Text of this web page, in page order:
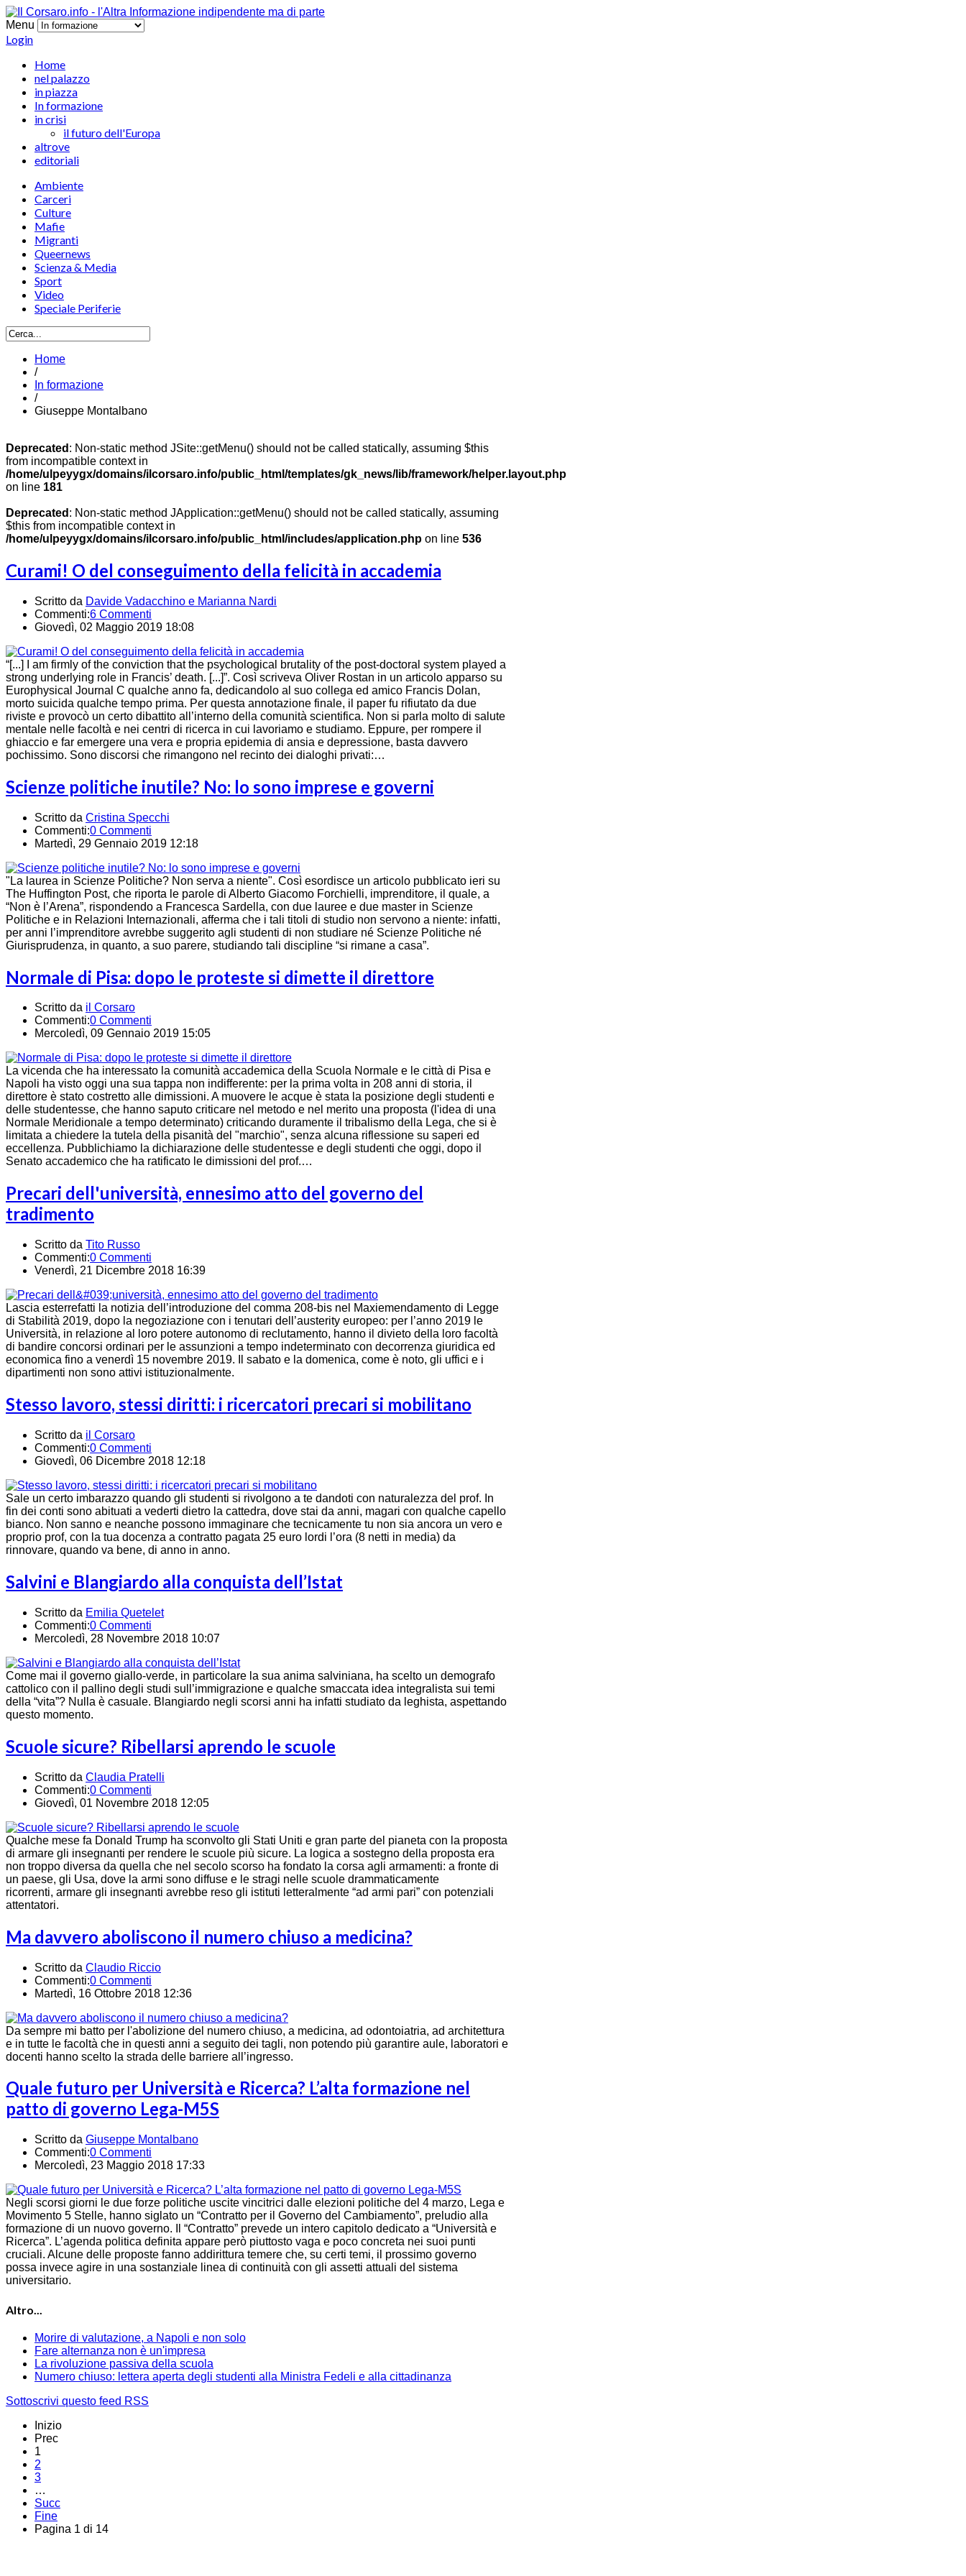
Menu
Login
Home
nel palazzo
in piazza
In formazione
in crisi
il futuro dell'Europa
altrove
editoriali
Ambiente
Carceri
Culture
Mafie
Migranti
Queernews
Scienza & Media
Sport
Video
Speciale Periferie
Home
/
In formazione
/
Giuseppe Montalbano
Deprecated : Non-static method JSite::getMenu() should not be called statically, assuming $this
from incompatible context in
/home/ulpeyygx/domains/ilcorsaro.info/public_html/templates/gk_news/lib/framework/helper.layout.php
on line 181
Deprecated : Non-static method JApplication::getMenu() should not be called statically, assuming
$this from incompatible context in
/home/ulpeyygx/domains/ilcorsaro.info/public_html/includes/application.php on line 536
Curami! O del conseguimento della felicità in accademia
Scritto da Davide Vadacchino e Marianna Nardi
Commenti:6 Commenti
Giovedì, 02 Maggio 2019 18:08
“[...] I am firmly of the conviction that the psychological brutality of the post-doctoral system played a
strong underlying role in Francis’ death. [...]”. Così scriveva Oliver Rostan in un articolo apparso su
Europhysical Journal C qualche anno fa, dedicandolo al suo collega ed amico Francis Dolan,
morto suicida qualche tempo prima. Per questa annotazione finale, il paper fu rifiutato da due
riviste e provocò un certo dibattito all’interno della comunità scientifica. Non si parla molto di salute
mentale nelle facoltà e nei centri di ricerca in cui lavoriamo e studiamo. Eppure, per rompere il
ghiaccio e far emergere una vera e propria epidemia di ansia e depressione, basta davvero
pochissimo. Sono discorsi che rimangono nel recinto dei dialoghi privati:…
Scienze politiche inutile? No: lo sono imprese e governi
Scritto da Cristina Specchi
Commenti:0 Commenti
Martedì, 29 Gennaio 2019 12:18
"La laurea in Scienze Politiche? Non serva a niente". Così esordisce un articolo pubblicato ieri su
The Huffington Post, che riporta le parole di Alberto Giacomo Forchielli, imprenditore, il quale, a
“Non è l’Arena”, rispondendo a Francesca Sardella, con due lauree e due master in Scienze
Politiche e in Relazioni Internazionali, afferma che i tali titoli di studio non servono a niente: infatti,
per anni l’imprenditore avrebbe suggerito agli studenti di non studiare né Scienze Politiche né
Giurisprudenza, in quanto, a suo parere, studiando tali discipline “si rimane a casa”.
Normale di Pisa: dopo le proteste si dimette il direttore
Scritto da il Corsaro
Commenti:0 Commenti
Mercoledì, 09 Gennaio 2019 15:05
La vicenda che ha interessato la comunità accademica della Scuola Normale e le città di Pisa e
Napoli ha visto oggi una sua tappa non indifferente: per la prima volta in 208 anni di storia, il
direttore è stato costretto alle dimissioni. A muovere le acque è stata la posizione degli studenti e
delle studentesse, che hanno saputo criticare nel metodo e nel merito una proposta (l'idea di una
Normale Meridionale a tempo determinato) criticando duramente il tribalismo della Lega, che si è
limitata a chiedere la tutela della pisanità del "marchio", senza alcuna riflessione su saperi ed
eccellenza. Pubblichiamo la dichiarazione delle studentesse e degli studenti che oggi, dopo il
Senato accademico che ha ratificato le dimissioni del prof.…
Precari dell'università, ennesimo atto del governo del
tradimento
Scritto da Tito Russo
Commenti:0 Commenti
Venerdì, 21 Dicembre 2018 16:39
Lascia esterrefatti la notizia dell’introduzione del comma 208-bis nel Maxiemendamento di Legge
di Stabilità 2019, dopo la negoziazione con i tenutari dell’austerity europeo: per l’anno 2019 le
Università, in relazione al loro potere autonomo di reclutamento, hanno il divieto della loro facoltà
di bandire concorsi ordinari per le assunzioni a tempo indeterminato con decorrenza giuridica ed
economica fino a venerdì 15 novembre 2019. Il sabato e la domenica, come è noto, gli uffici e i
dipartimenti non sono attivi istituzionalmente.
Stesso lavoro, stessi diritti: i ricercatori precari si mobilitano
Scritto da il Corsaro
Commenti:0 Commenti
Giovedì, 06 Dicembre 2018 12:18
Sale un certo imbarazzo quando gli studenti si rivolgono a te dandoti con naturalezza del prof. In
fin dei conti sono abituati a vederti dietro la cattedra, dove stai da anni, magari con qualche capello
bianco. Non sanno e neanche possono immaginare che tecnicamente tu non sia ancora un vero e
proprio prof, con la tua docenza a contratto pagata 25 euro lordi l’ora (8 netti in media) da
rinnovare, quando va bene, di anno in anno.
Salvini e Blangiardo alla conquista dell’Istat
Scritto da Emilia Quetelet
Commenti:0 Commenti
Mercoledì, 28 Novembre 2018 10:07
Come mai il governo giallo-verde, in particolare la sua anima salviniana, ha scelto un demografo
cattolico con il pallino degli studi sull’immigrazione e qualche smaccata idea integralista sui temi
della “vita”? Nulla è casuale. Blangiardo negli scorsi anni ha infatti studiato da leghista, aspettando
questo momento.
Scuole sicure? Ribellarsi aprendo le scuole
Scritto da Claudia Pratelli
Commenti:0 Commenti
Giovedì, 01 Novembre 2018 12:05
Qualche mese fa Donald Trump ha sconvolto gli Stati Uniti e gran parte del pianeta con la proposta
di armare gli insegnanti per rendere le scuole più sicure. La logica a sostegno della proposta era
non troppo diversa da quella che nel secolo scorso ha fondato la corsa agli armamenti: a fronte di
un paese, gli Usa, dove la armi sono diffuse e le stragi nelle scuole drammaticamente
ricorrenti, armare gli insegnanti avrebbe reso gli istituti letteralmente “ad armi pari” con potenziali
attentatori.
Ma davvero aboliscono il numero chiuso a medicina?
Scritto da Claudio Riccio
Commenti:0 Commenti
Martedì, 16 Ottobre 2018 12:36
Da sempre mi batto per l'abolizione del numero chiuso, a medicina, ad odontoiatria, ad architettura
e in tutte le facoltà che in questi anni a seguito dei tagli, non potendo più garantire aule, laboratori e
docenti hanno scelto la strada delle barriere all’ingresso.
Quale futuro per Università e Ricerca? L’alta formazione nel
patto di governo Lega-M5S
Scritto da Giuseppe Montalbano
Commenti:0 Commenti
Mercoledì, 23 Maggio 2018 17:33
Negli scorsi giorni le due forze politiche uscite vincitrici dalle elezioni politiche del 4 marzo, Lega e
Movimento 5 Stelle, hanno siglato un “Contratto per il Governo del Cambiamento”, preludio alla
formazione di un nuovo governo. Il “Contratto” prevede un intero capitolo dedicato a “Università e
Ricerca”. L’agenda politica definita appare però piuttosto vaga e poco concreta nei suoi punti
cruciali. Alcune delle proposte fanno addirittura temere che, su certi temi, il prossimo governo
possa invece agire in una sostanziale linea di continuità con gli assetti attuali del sistema
universitario.
Altro...
Morire di valutazione, a Napoli e non solo
Fare alternanza non è un'impresa
La rivoluzione passiva della scuola
Numero chiuso: lettera aperta degli studenti alla Ministra Fedeli e alla cittadinanza
Sottoscrivi questo feed RSS
Inizio
Prec
1
2
3
…
Succ
Fine
Pagina 1 di 14